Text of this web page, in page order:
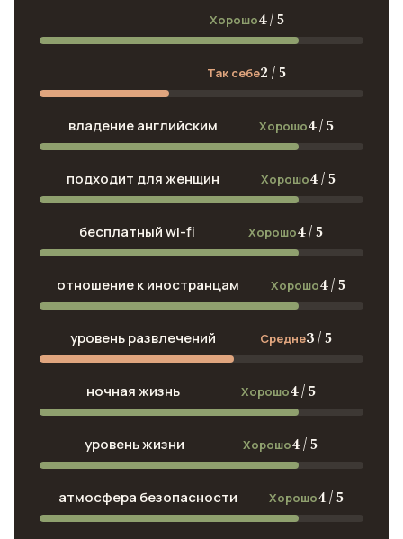
Хорошо4 / 5
Так себе2 / 5
владение английским Хорошо4 / 5
подходит для женщин Хорошо4 / 5
бесплатный wi-fi Хорошо4 / 5
отношение к иностранцам Хорошо4 / 5
уровень развлечений Средне3 / 5
ночная жизнь Хорошо4 / 5
уровень жизни Хорошо4 / 5
атмосфера безопасности Хорошо4 / 5